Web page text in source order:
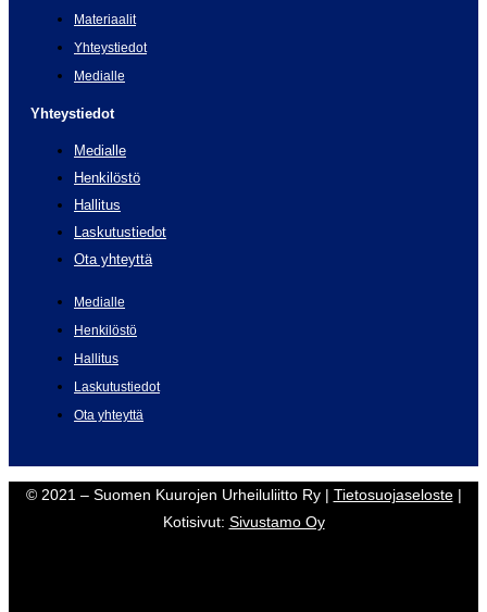
Materiaalit
Yhteystiedot
Medialle
Yhteystiedot
Medialle
Henkilöstö
Hallitus
Laskutustiedot
Ota yhteyttä
Medialle
Henkilöstö
Hallitus
Laskutustiedot
Ota yhteyttä
© 2021 – Suomen Kuurojen Urheiluliitto Ry | Tietosuojaseloste|
Kotisivut: Sivustamo Oy